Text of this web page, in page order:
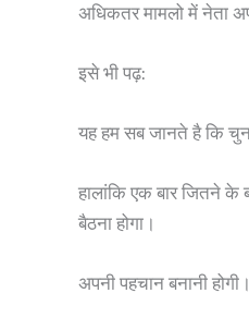
अधिकतर मामलो में नेता
इसे भी पढ़:
यह हम सब जानते है कि
हालांकि एक बार जितने
बैठना होगा।
अपनी पहचान बनानी